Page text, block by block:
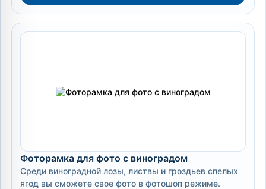
Фоторамка для фото с виноградом
Среди виноградной лозы, листвы и гроздьев спелых
ягод вы сможете свое фото в фотошоп режиме.